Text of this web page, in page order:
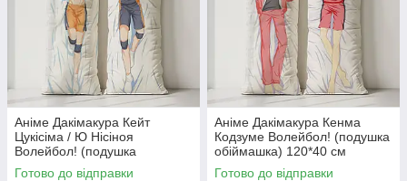
Аніме Дакімакура Кейт
Цукісіма / Ю Нісіноя
Волейбол! (подушка
обіймашка) 120*40 см
Готово до відправки
Аніме Дакімакура Кенма
Кодзуме Волейбол! (подушка
обіймашка) 120*40 см
Готово до відправки